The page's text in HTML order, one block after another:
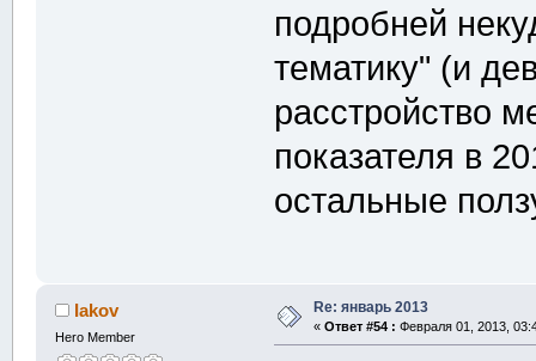
подробней
тематику" (и
расстройство
показателя в
остальные
Iakov
Hero Member
Re: январь 2013
« Ответ #54 : Февраля 01, 2013,